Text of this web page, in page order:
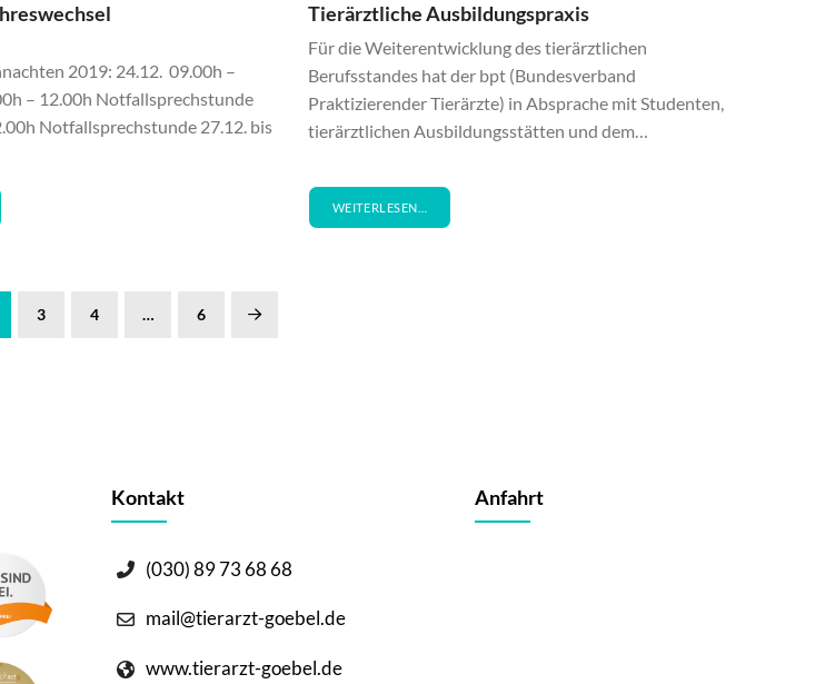
2019: 24.12. 09.00h –
– 12.00h Notfallsprechstunde
Notfallsprechstunde 27.12. bis
Tierärztliche Ausbildungspraxis
Für die Weiterentwicklung des tierärztlichen
Berufsstandes hat der bpt (Bundesverband
Praktizierender Tierärzte) in Absprache mit Studenten,
tierärztlichen Ausbildungsstätten und dem…
WEITERLESEN…
3 4 … 6 Next
Kontakt
(030) 89 73 68 68
mail@tierarzt-goebel.de
www.tierarzt-goebel.de
Anfahrt